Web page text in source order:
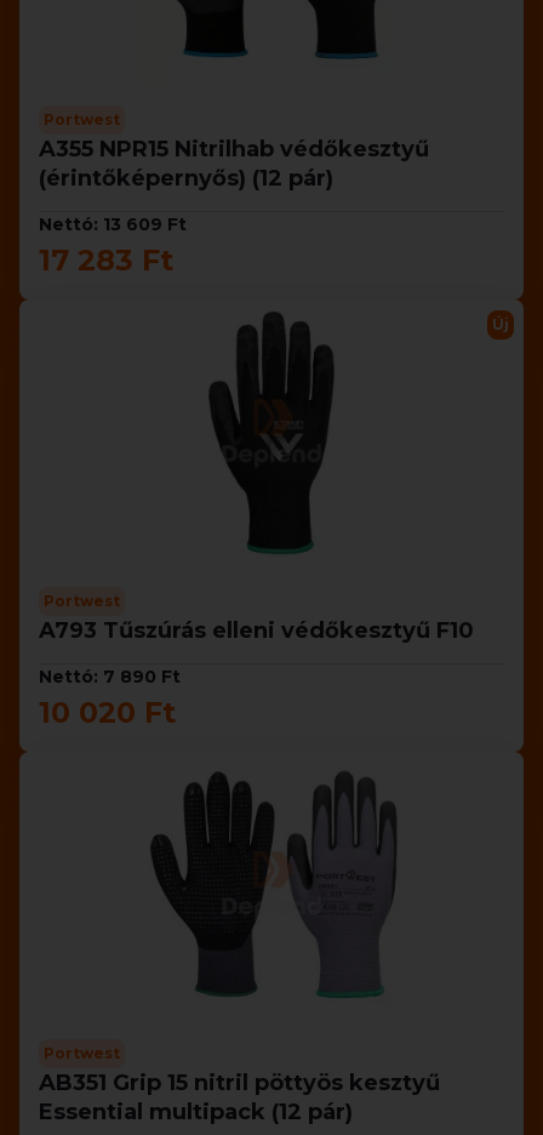
Portwest
A355 NPR15 Nitrilhab védőkesztyű
(érintőképernyős) (12 pár)
Nettó: 13 609 Ft
17 283 Ft
Új
Portwest
A793 Tűszúrás elleni védőkesztyű F10
Nettó: 7 890 Ft
10 020 Ft
Portwest
AB351 Grip 15 nitril pöttyös kesztyű
Essential multipack (12 pár)